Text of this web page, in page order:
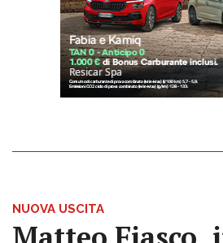
NUOVA USCITA